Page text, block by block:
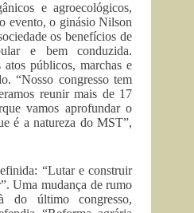
e agroecológicos,
evento, o ginásio Nilson
os benefícios de
e bem conduzida.
atos públicos, marchas e
“Nosso congresso tem
reunir mais de 17
vamos aprofundar o
é a natureza do MST”,
“Lutar e construir
Uma mudança de rumo
do último congresso,